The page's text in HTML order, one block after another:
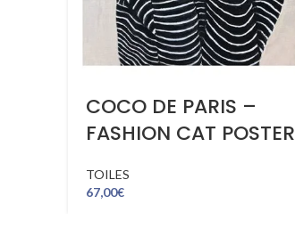
COCO DE PARIS –
FASHION CAT POSTER
TOILES
67,00€